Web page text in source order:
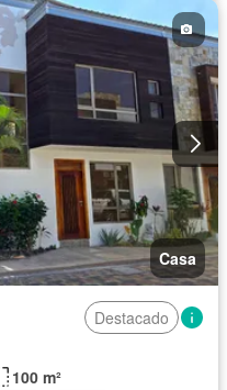
Casa
Destacado
100 m²